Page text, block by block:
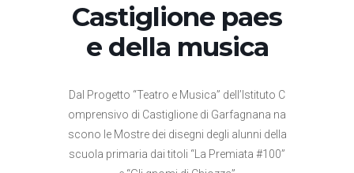
Castiglione paes
e della musica
Dal Progetto “Teatro e Musica” dell’Istituto C
omprensivo di Castiglione di Garfagnana na
scono le Mostre dei disegni degli alunni della
scuola primaria dai titoli “La Premiata #100”